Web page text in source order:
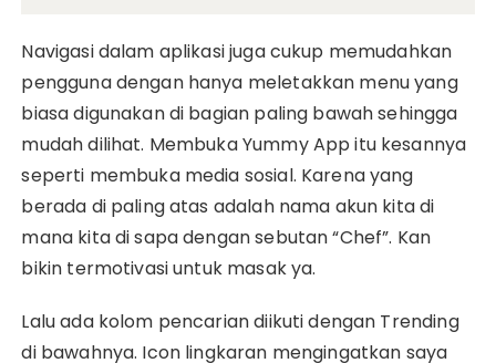
Navigasi dalam aplikasi juga cukup memudahkan
pengguna dengan hanya meletakkan menu yang
biasa digunakan di bagian paling bawah sehingga
mudah dilihat. Membuka Yummy App itu kesannya
seperti membuka media sosial. Karena yang
berada di paling atas adalah nama akun kita di
mana kita di sapa dengan sebutan “Chef”. Kan
bikin termotivasi untuk masak ya.
Lalu ada kolom pencarian diikuti dengan Trending
di bawahnya. Icon lingkaran mengingatkan saya